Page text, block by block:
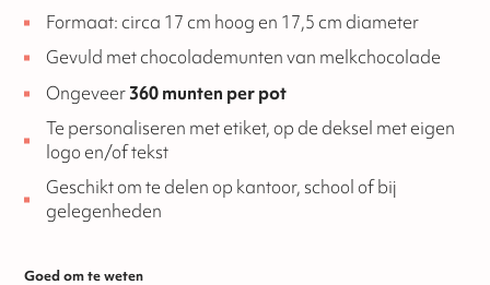
Formaat: circa 17 cm hoog en 17,5 cm diameter
Gevuld met chocolademunten van melkchocolade
Ongeveer 360 munten per pot
Te personaliseren met etiket, op de deksel met eigen
logo en/of tekst
Geschikt om te delen op kantoor, school of bij
gelegenheden
Goed om te weten